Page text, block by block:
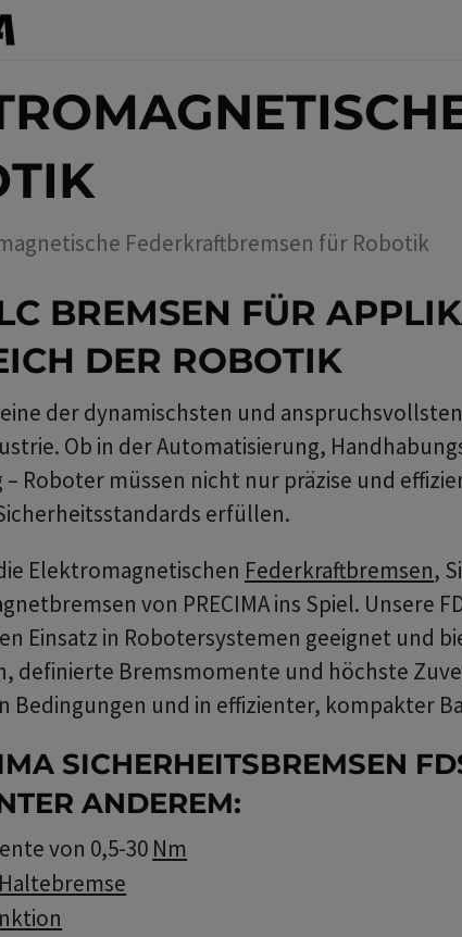
Federkraftbremsen für Robotik
BREMSEN FÜR
DER ROBOTIK
der dynamischsten und
Ob in der Automatisierung,
Roboter müssen nicht nur präzise und
erfüllen.
Elektromagnetischen Federkraftbremsen,
von PRECIMA ins Spiel. Unsere
Einsatz in Robotersystemen geeignet und
definierte Bremsmomente und höchste
Bedingungen und in effizienter, kompakter
SICHERHEITSBREMSEN
ANDEREM:
von 0,5-30 Nm
Haltebremse